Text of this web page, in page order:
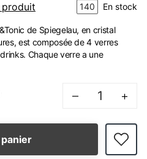
produit 140 En stock
de Spiegelau, en cristal
est composée de 4 verres
Chaque verre a une
– +